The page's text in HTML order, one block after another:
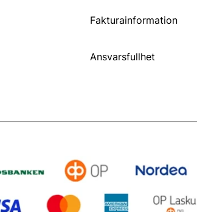
Fakturainformation
Ansvarsfullhet